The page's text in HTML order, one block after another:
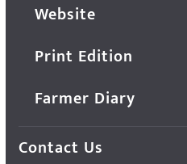
Website
Print Edition
Farmer Diary
Contact Us